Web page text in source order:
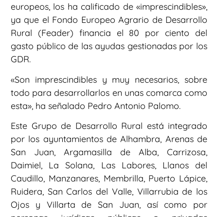
europeos, los ha calificado de «imprescindibles»,
ya que el Fondo Europeo Agrario de Desarrollo
Rural (Feader) financia el 80 por ciento del
gasto público de las ayudas gestionadas por los
GDR.
«Son imprescindibles y muy necesarios, sobre
todo para desarrollarlos en unas comarca como
esta», ha señalado Pedro Antonio Palomo.
Este Grupo de Desarrollo Rural está integrado
por los ayuntamientos de Alhambra, Arenas de
San Juan, Argamasilla de Alba, Carrizosa,
Daimiel, La Solana, Las Labores, Llanos del
Caudillo, Manzanares, Membrilla, Puerto Lápice,
Ruidera, San Carlos del Valle, Villarrubia de los
Ojos y Villarta de San Juan, así como por